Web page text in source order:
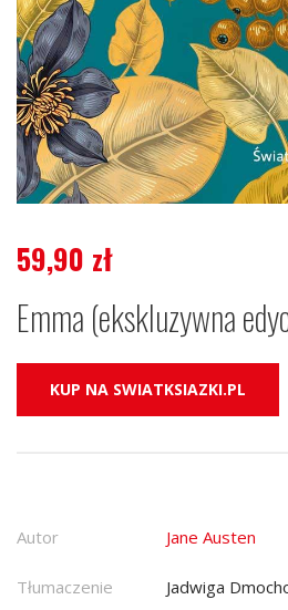
59,90 zł
Emma (ekskluzywna
KUP NA SWIATKSIAZKI.PL
Autor Jane Austen
Tłumaczenie Jadwiga